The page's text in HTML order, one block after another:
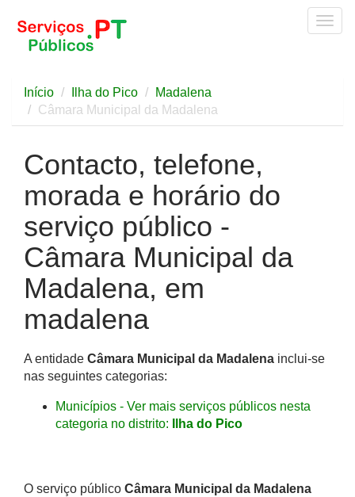
Início Ilha do Pico
Madalena
Câmara Municipal da Madalena
Contacto, telefone,
morada e horário do
serviço público -
Câmara Municipal da
Madalena, em
madalena
A entidade Câmara Municipal da Madalena inclui-se
nas seguintes categorias:
Municípios - Ver mais serviços públicos nesta
categoria no distrito:
Ilha do Pico
O serviço público Câmara Municipal da Madalena